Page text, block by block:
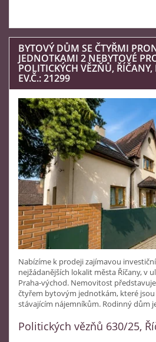
BYTOVÝ DŮM SE ČTYŘMI
JEDNOTKAMI 2 NEBYTOVÉ
POLITICKÝCH VĚZŇŮ,
EV.Č.: 21299
Nabízíme k prodeji zajímavou
nejžádanějších lokalit města Říčany, v
Praha-východ. Nemovitost
čtyřem bytovým jednotkám, které
stávajícím nájemníkům. Rodinný dům
Politických vězňů 630/25,